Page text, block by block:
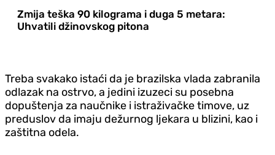
Zmija teška 90 kilograma i duga 5 metara:
Uhvatili džinovskog pitona
Treba svakako istaći da je brazilska vlada zabranila
odlazak na ostrvo, a jedini izuzeci su posebna
dopuštenja za naučnike i istraživačke timove, uz
preduslov da imaju dežurnog ljekara u blizini, kao i
zaštitna odela.